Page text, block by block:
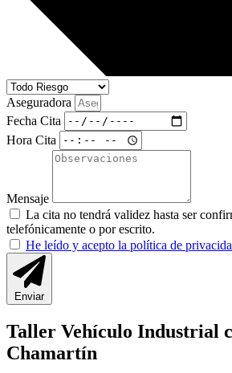
Aseguradora
Fecha Cita
Hora Cita
Mensaje
La cita no tendrá validez hasta ser
telefónicamente o por escrito.
He leído y acepto la política de
Enviar
Taller Vehículo Industrial
Chamartín